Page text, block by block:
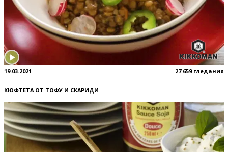
19.03.2021 27 659 гледания
КЮФТЕТА ОТ ТОФУ И СКАРИДИ